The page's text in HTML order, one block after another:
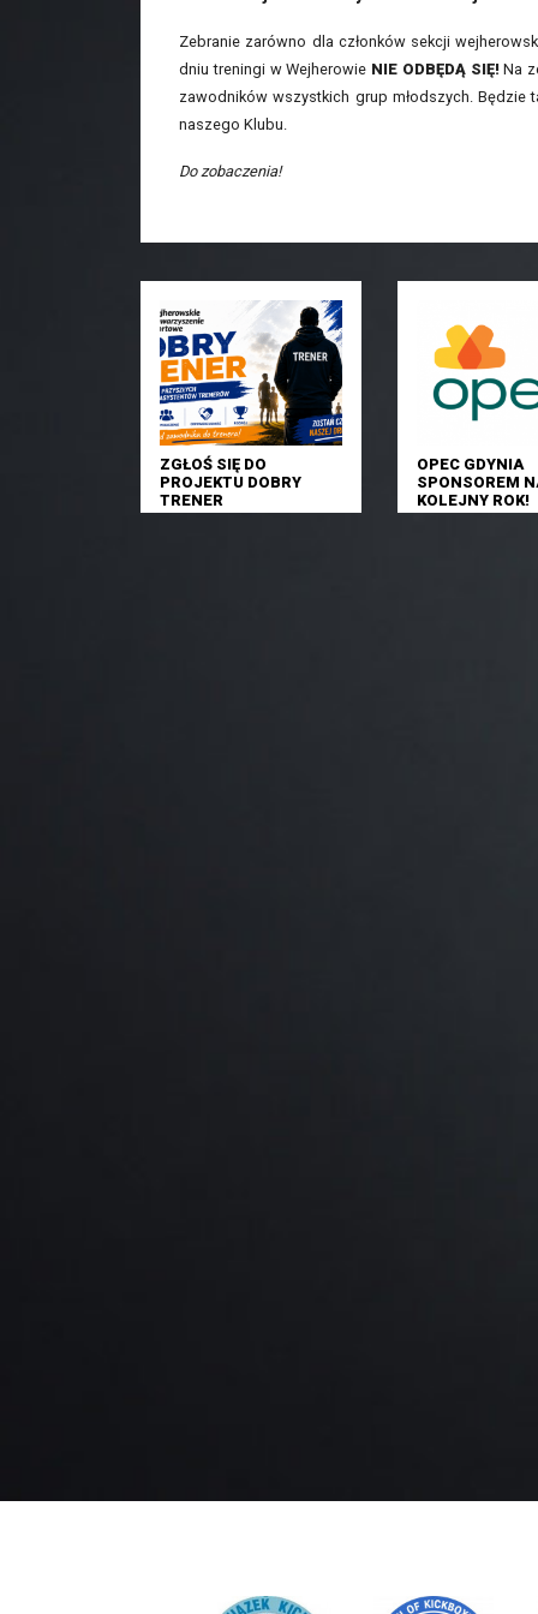
Zebranie zarówno dla członków sekcji
dniu treningi w Wejherowie NIE ODBĘDĄ SIĘ!Na
zawodników wszystkich grup młodszych. Będzie
naszego Klubu.
Do zobaczenia!
ZGŁOŚ SIĘ DO
PROJEKTU DOBRY
TRENER
OPEC GDYNIA
SPONSOREM
KOLEJNY ROK!